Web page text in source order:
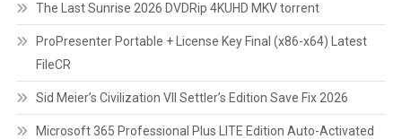
The Last Sunrise 2026 DVDRip 4KUHD MKV torrent
ProPresenter Portable + License Key Final (x86-x64) Latest
FileCR
Sid Meier’s Civilization VII Settler’s Edition Save Fix 2026
Microsoft 365 Professional Plus LITE Edition Auto-Activated